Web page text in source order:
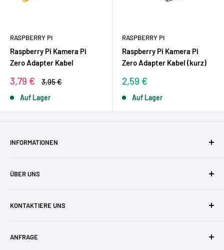
RASPBERRY PI
Raspberry Pi Kamera Pi
Zero Adapter Kabel
Sonderpreis
3,79 € Normalpreis
3,95 €
Auf Lager
RASPBERRY PI
Raspberry Pi Kamera Pi
Zero Adapter Kabel (kurz)
Sonderpreis
2,59 €
Auf Lager
INFORMATIONEN
Datenschutzerklärung
Widerruf & Widerrufsformular
FAQ
ÜBER UNS
Unser Team
Impressum
KONTAKTIERE UNS
ANFRAGE